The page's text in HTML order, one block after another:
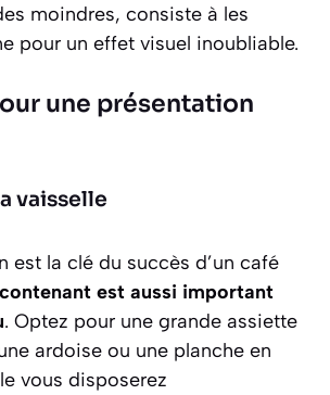
moindres, consiste à les
pour un effet visuel inoubliable.
une présentation
vaisselle
est la clé du succès d’un café
est aussi important
. Optez pour une grande assiette
ardoise ou une planche en
vous disposerez